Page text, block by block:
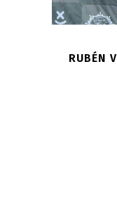
RUBÉN